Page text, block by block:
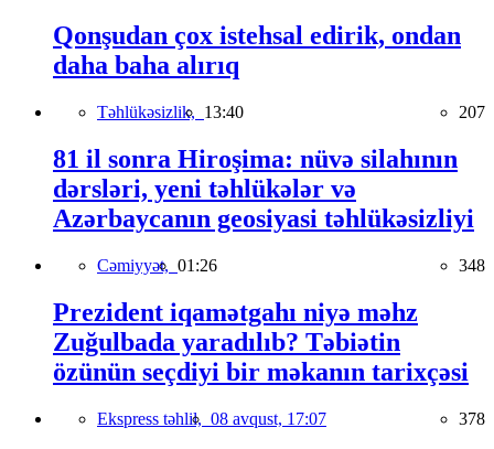
Qonşudan çox istehsal edirik, ondan
daha baha alırıq
Təhlükəsizlik, 13:40 207
81 il sonra Hiroşima: nüvə silahının
dərsləri, yeni təhlükələr və
Azərbaycanın geosiyasi təhlükəsizliyi
Cəmiyyət, 01:26 348
Prezident iqamətgahı niyə məhz
Zuğulbada yaradılıb? Təbiətin
özünün seçdiyi bir məkanın tarixçəsi
Ekspress təhlil, 08 avqust, 17:07 378